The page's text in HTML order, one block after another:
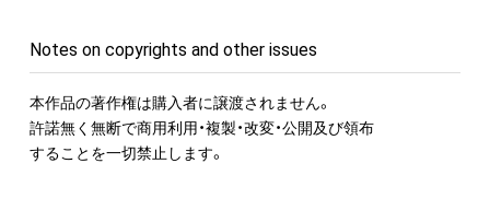
Notes on copyrights and other issues
本作品の著作権は購入者に譲渡されません。
許諾無く無断で商用利用・複製・改変・公開及び領布
することを一切禁止します。